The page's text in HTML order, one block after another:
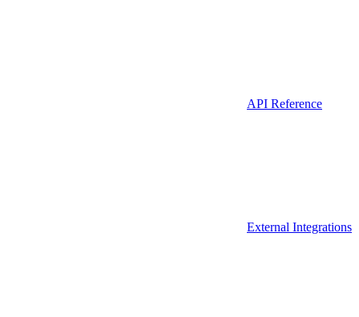
API Reference
External Integrations